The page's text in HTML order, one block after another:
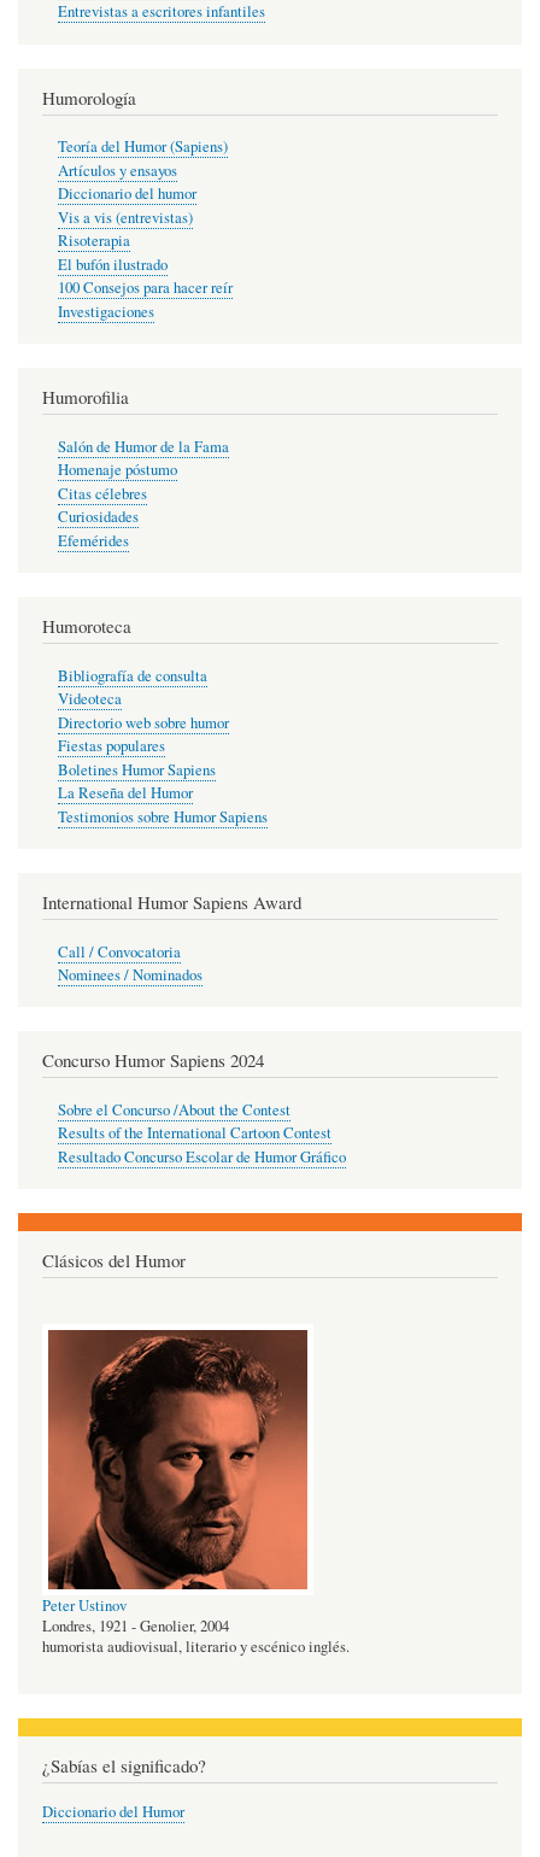
Entrevistas a escritores infantiles
Humorología
Teoría del Humor (Sapiens)
Artículos y ensayos
Diccionario del humor
Vis a vis (entrevistas)
Risoterapia
El bufón ilustrado
100 Consejos para hacer reír
Investigaciones
Humorofilia
Salón de Humor de la Fama
Homenaje póstumo
Citas célebres
Curiosidades
Efemérides
Humoroteca
Bibliografía de consulta
Videoteca
Directorio web sobre humor
Fiestas populares
Boletines Humor Sapiens
La Reseña del Humor
Testimonios sobre Humor Sapiens
International Humor Sapiens Award
Call / Convocatoria
Nominees / Nominados
Concurso Humor Sapiens 2024
Sobre el Concurso /About the Contest
Results of the International Cartoon Contest
Resultado Concurso Escolar de Humor Gráfico
Clásicos del Humor
Peter Ustinov
Londres, 1921 - Genolier, 2004
humorista audiovisual, literario y escénico inglés.
¿Sabías el significado?
Diccionario del Humor